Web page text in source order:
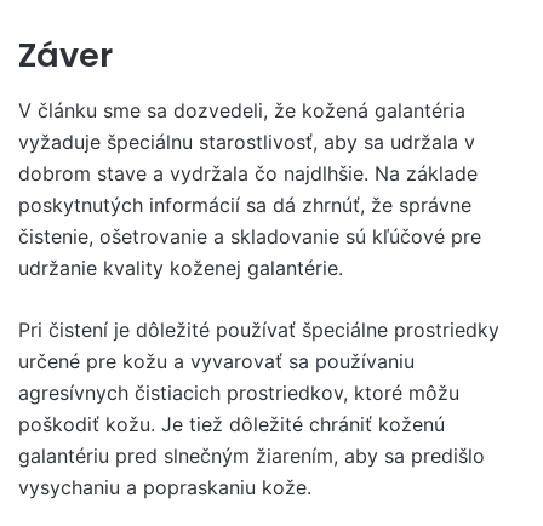
Záver
V článku sme sa dozvedeli, že kožená galantéria
vyžaduje špeciálnu starostlivosť, aby sa udržala v
dobrom stave a vydržala čo najdlhšie. Na základe
poskytnutých informácií sa dá zhrnúť, že správne
čistenie, ošetrovanie a skladovanie sú kľúčové pre
udržanie kvality koženej galantérie.
Pri čistení je dôležité používať špeciálne prostriedky
určené pre kožu a vyvarovať sa používaniu
agresívnych čistiacich prostriedkov, ktoré môžu
poškodiť kožu. Je tiež dôležité chrániť koženú
galantériu pred slnečným žiarením, aby sa predišlo
vysychaniu a popraskaniu kože.